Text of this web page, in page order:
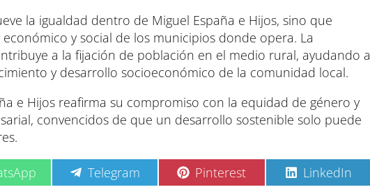
la igualdad dentro de Miguel España e Hijos, sino que
y social de los municipios donde opera. La
a la fijación de población en el medio rural, ayudando a
y desarrollo socioeconómico de la comunidad local.
e Hijos reafirma su compromiso con la equidad de género y
convencidos de que un desarrollo sostenible solo puede
C
o
Telegram C
o
Pinterest C
o
LinkedIn